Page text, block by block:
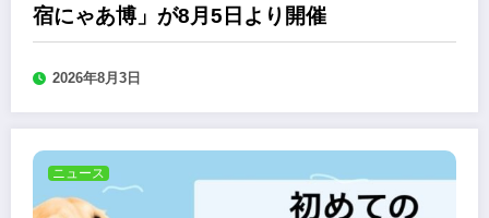
宿にゃあ博」が8月5日より開催
2026年8月3日
ニュース